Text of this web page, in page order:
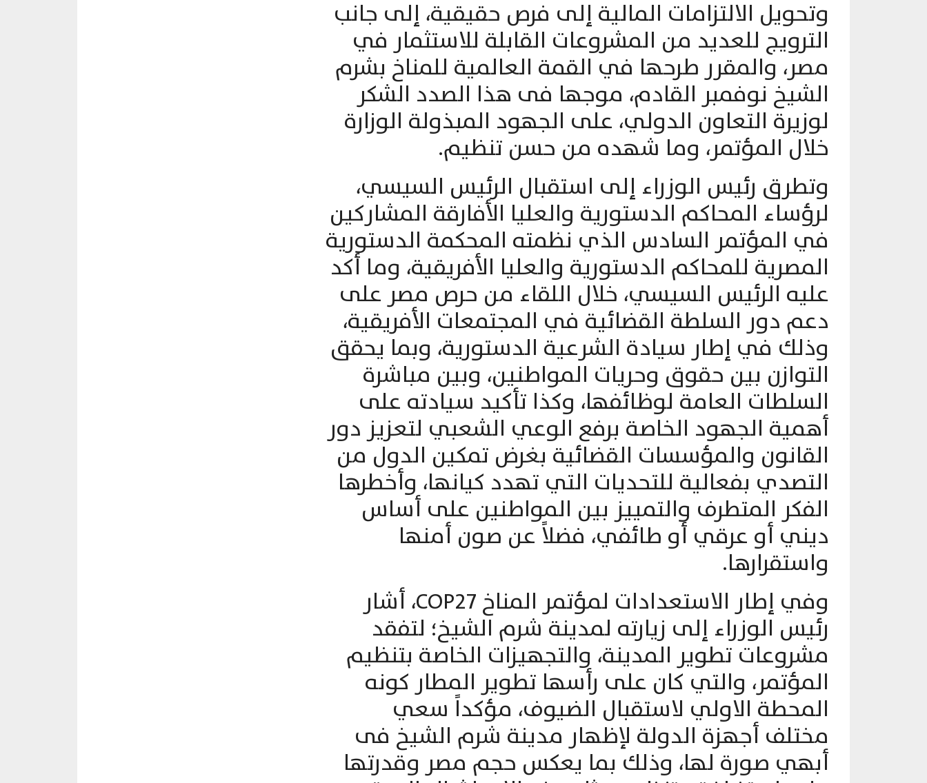
وتحويل الالتزامات المالية إلى فرص حقيقية، إلى جانب
الترويج للعديد من المشروعات القابلة للاستثمار في
مصر، والمقرر طرحها في القمة العالمية للمناخ بشرم
الشيخ نوفمبر القادم، موجها فى هذا الصدد الشكر
لوزيرة التعاون الدولي، على الجهود المبذولة الوزارة
خلال المؤتمر، وما شهده من حسن تنظيم.
وتطرق رئيس الوزراء إلى استقبال الرئيس السيسي،
لرؤساء المحاكم الدستورية والعليا الأفارقة المشاركين
في المؤتمر السادس الذي نظمته المحكمة الدستورية
المصرية للمحاكم الدستورية والعليا الأفريقية، وما أكد
عليه الرئيس السيسي، خلال اللقاء من حرص مصر على
دعم دور السلطة القضائية في المجتمعات الأفريقية،
وذلك في إطار سيادة الشرعية الدستورية، وبما يحقق
التوازن بين حقوق وحريات المواطنين، وبين مباشرة
السلطات العامة لوظائفها، وكذا تأكيد سيادته على
أهمية الجهود الخاصة برفع الوعي الشعبي لتعزيز دور
القانون والمؤسسات القضائية بغرض تمكين الدول من
التصدي بفعالية للتحديات التي تهدد كيانها، وأخطرها
الفكر المتطرف والتمييز بين المواطنين على أساس
ديني أو عرقي أو طائفي، فضلاً عن صون أمنها
واستقرارها.
وفي إطار الاستعدادات لمؤتمر المناخ COP27، أشار
رئيس الوزراء إلى زيارته لمدينة شرم الشيخ؛ لتفقد
مشروعات تطوير المدينة، والتجهيزات الخاصة بتنظيم
المؤتمر، والتي كان على رأسها تطوير المطار كونه
المحطة الاولي لاستقبال الضيوف، مؤكداً سعي
مختلف أجهزة الدولة لإظهار مدينة شرم الشيخ فى
أبهي صورة لها، وذلك بما يعكس حجم مصر وقدرتها